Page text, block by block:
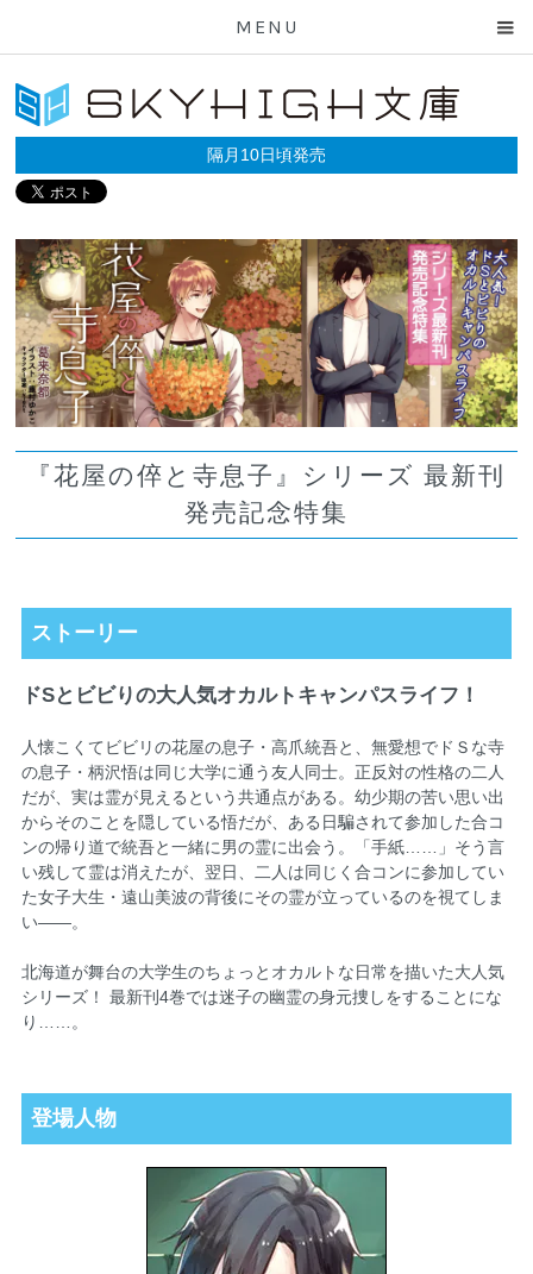
MENU
隔月10日頃発売
『花屋の倅と寺息子』シリーズ 最新刊
発売記念特集
ストーリー
ドSとビビりの大人気オカルトキャンパスライフ！
人懐こくてビビリの花屋の息子・高爪統吾と、無愛想でドＳな寺
の息子・柄沢悟は同じ大学に通う友人同士。正反対の性格の二人
だが、実は霊が見えるという共通点がある。幼少期の苦い思い出
からそのことを隠している悟だが、ある日騙されて参加した合コ
ンの帰り道で統吾と一緒に男の霊に出会う。「手紙……」そう言
い残して霊は消えたが、翌日、二人は同じく合コンに参加してい
た女子大生・遠山美波の背後にその霊が立っているのを視てしま
い――。
北海道が舞台の大学生のちょっとオカルトな日常を描いた大人気
シリーズ！ 最新刊4巻では迷子の幽霊の身元捜しをすることにな
り……。
登場人物